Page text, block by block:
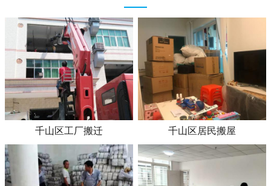
千山区工厂搬迁 千山区居民搬屋